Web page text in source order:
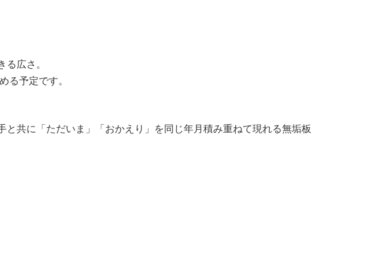
広さ。
る予定です。
共に「ただいま」「おかえり」を同じ年月積み重ねて現れる無垢板